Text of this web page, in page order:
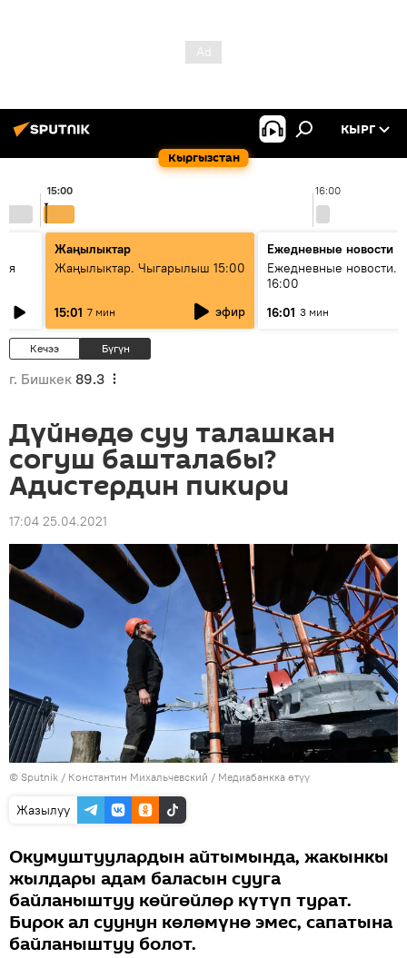
Кыргызстан
КЫРГ
16:00
15:00
Жаңылыктар
Жаңылыктар. Чыгарылыш 15:00
15:01 7 мин эфир
Ежедневные новости
Ежедневные новости.
16:00
16:01 3 мин
Кечээ Бүгүн
г. Бишкек 89.3
Дүйнөдө суу талашкан
согуш башталабы?
Адистердин пикири
17:04 25.04.2021
© Sputnik / Константин Михальчевский / Медиабанкка өтүү
Жазылуу
Окумуштуулардын айтымында, жакынкы
жылдары адам баласын сууга
байланыштуу көйгөйлөр күтүп турат.
Бирок ал суунун көлөмүнө эмес, сапатына
байланыштуу болот.